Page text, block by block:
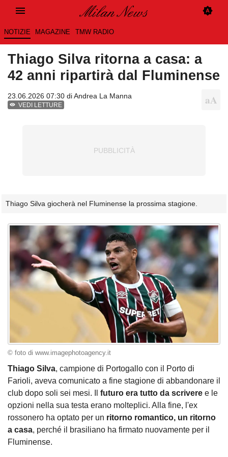
NOTIZIE MAGAZINE TMW RADIO
Thiago Silva ritorna a casa: a
42 anni ripartirà dal Fluminense
23.06.2026 07:30 diAndrea La Manna
VEDI LETTURE
Thiago Silva giocherà nel Fluminense la prossima stagione.
© foto di www.imagephotoagency.it
Thiago Silva, campione di Portogallo con il Porto di
Farioli, aveva comunicato a fine stagione di abbandonare il
club dopo soli sei mesi. Il futuro era tutto da scrivere e le
opzioni nella sua testa erano molteplici. Alla fine, l'ex
rossonero ha optato per un ritorno romantico, un ritorno
a casa, perché il brasiliano ha firmato nuovamente per il
Fluminense.